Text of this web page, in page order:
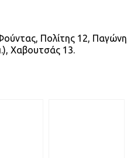
Πολίτης 12,
Χαβουτσάς 13.